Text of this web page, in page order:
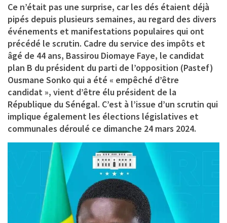
Ce n’était pas une surprise, car les dés étaient déjà
pipés depuis plusieurs semaines, au regard des divers
événements et manifestations populaires qui ont
précédé le scrutin. Cadre du service des impôts et
âgé de 44 ans, Bassirou Diomaye Faye, le candidat
plan B du président du parti de l’opposition (Pastef)
Ousmane Sonko qui a été « empêché d’être
candidat », vient d’être élu président de la
République du Sénégal. C’est à l’issue d’un scrutin qui
implique également les élections législatives et
communales déroulé ce dimanche 24 mars 2024.